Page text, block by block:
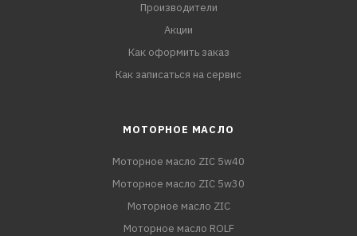
Производители
Акции
Как оформить заказ
Как записаться на сервис
МОТОРНОЕ МАСЛО
Моторное масло ZIC 5w40
Моторное масло ZIC 5w30
Моторное масло ZIC
Моторное масло ROLF